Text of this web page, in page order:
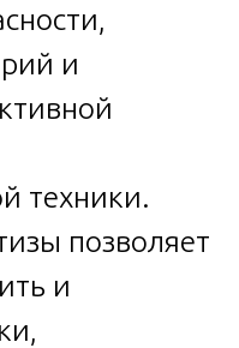
и
техники.
позволяет
и